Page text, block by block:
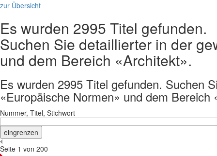
zur Übersicht
Es wurden 2995 Titel gefunden.
Suchen Sie detaillierter in der
und dem Bereich «Architekt».
Es wurden 2995 Titel gefunden. Suchen
«Europäische Normen» und dem Bereich
Nummer, Titel, Stichwort
Seite 1 von 200